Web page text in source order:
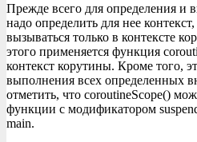
Прежде всего для определения и
надо определить для нее
вызываться только в контексте
этого применяется функция
контекст корутины. Кроме того,
выполнения всех определенных
отметить, что coroutineScope()
функции с модификатором
main.